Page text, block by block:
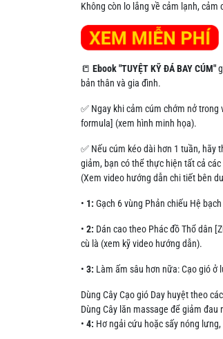
Không còn lo lắng về cảm lạnh, cảm
📒 Ebook "TUYỆT KỸ ĐÁ BAY CÚM"
bản thân và gia đình.
✅ Ngay khi cảm cúm chớm nở trong
formula] (xem hình minh họa).
✅ Nếu cúm kéo dài hơn 1 tuần,
giảm, bạn có thể thực hiện tất cả
(Xem video hướng dẫn chi tiết bên
• 1: Gạch 6 vùng Phản chiếu Hệ
• 2: Dán cao theo Phác đồ Thổ dân
cù là (xem kỹ video hướng dẫn).
• 3: Làm ấm sâu hơn nữa: Cạo gió ở
Dùng Cây Cạo gió Day huyệt theo
Dùng Cây lăn massage để giảm
• 4: Hơ ngải cứu hoặc sấy nóng